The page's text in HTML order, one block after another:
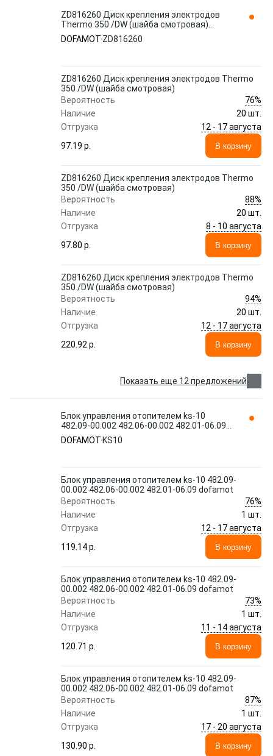
ZD816260 Диск крепления электродов
Thermo 350 /DW (шайба смотровая)
DOFAMOT
DOFAMOT ZD816260
ZD816260 Диск крепления электродов Thermo
350 /DW (шайба смотровая)
Вероятность
76%
Наличие
20 шт.
Отгрузка
12 - 17 августа
97.19 p.
В корзину
ZD816260 Диск крепления электродов Thermo
350 /DW (шайба смотровая)
Вероятность
88%
Наличие
20 шт.
Отгрузка
8 - 10 августа
97.80 p.
В корзину
ZD816260 Диск крепления электродов Thermo
350 /DW (шайба смотровая)
Вероятность
94%
Наличие
20 шт.
Отгрузка
12 - 17 августа
220.92 p.
В корзину
Показать еще 12 предложений
Блок управления отопителем ks-10
482.09-00.002 482.06-00.002 482.01-06.09
dofamot
DOFAMOT KS10
Блок управления отопителем ks-10 482.09-
00.002 482.06-00.002 482.01-06.09 dofamot
Вероятность
76%
Наличие
1 шт.
Отгрузка
12 - 17 августа
119.14 p.
В корзину
Блок управления отопителем ks-10 482.09-
00.002 482.06-00.002 482.01-06.09 dofamot
Вероятность
73%
Наличие
1 шт.
Отгрузка
11 - 14 августа
120.71 p.
В корзину
Блок управления отопителем ks-10 482.09-
00.002 482.06-00.002 482.01-06.09 dofamot
Вероятность
87%
Наличие
1 шт.
Отгрузка
17 - 20 августа
130.90 p.
В корзину